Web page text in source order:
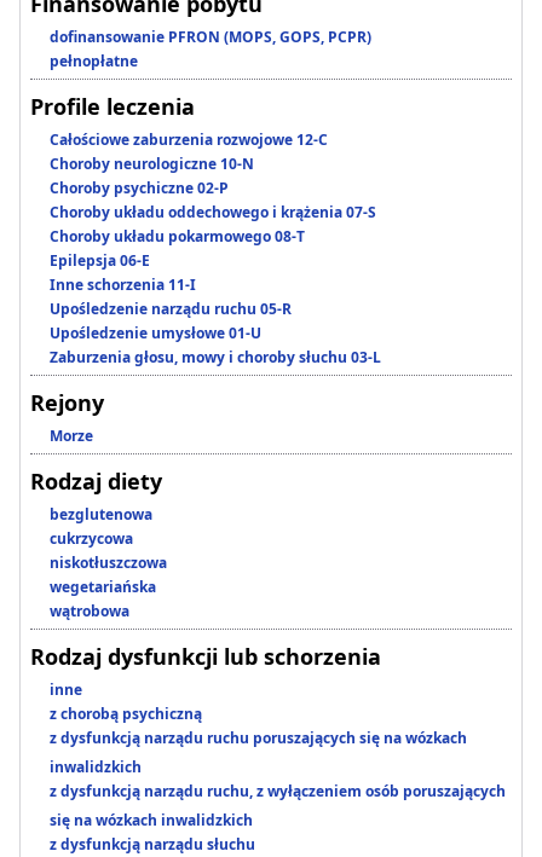
dofinansowanie PFRON (MOPS, GOPS, PCPR)
pełnopłatne
Profile leczenia
Całościowe zaburzenia rozwojowe 12-C
Choroby neurologiczne 10-N
Choroby psychiczne 02-P
Choroby układu oddechowego i krążenia 07-S
Choroby układu pokarmowego 08-T
Epilepsja 06-E
Inne schorzenia 11-I
Upośledzenie narządu ruchu 05-R
Upośledzenie umysłowe 01-U
Zaburzenia głosu, mowy i choroby słuchu 03-L
Rejony
Morze
Rodzaj diety
bezglutenowa
cukrzycowa
niskotłuszczowa
wegetariańska
wątrobowa
Rodzaj dysfunkcji lub schorzenia
inne
z chorobą psychiczną
z dysfunkcją narządu ruchu poruszających się na wózkach
inwalidzkich
z dysfunkcją narządu ruchu, z wyłączeniem osób poruszających
się na wózkach inwalidzkich
z dysfunkcją narządu słuchu